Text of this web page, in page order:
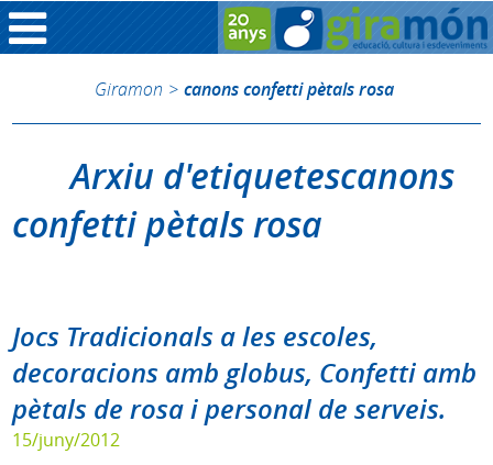
Giramon > canons confetti pètals rosa
Arxiu d'etiquetescanons
confetti pètals rosa
Jocs Tradicionals a les escoles,
decoracions amb globus, Confetti amb
pètals de rosa i personal de serveis.
15/juny/2012